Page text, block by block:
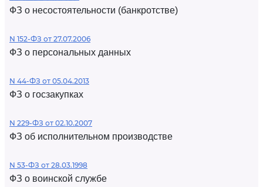
ФЗ о несостоятельности (банкротстве)
N 152-ФЗ от 27.07.2006
ФЗ о персональных данных
N 44-ФЗ от 05.04.2013
ФЗ о госзакупках
N 229-ФЗ от 02.10.2007
ФЗ об исполнительном производстве
N 53-ФЗ от 28.03.1998
ФЗ о воинской службе